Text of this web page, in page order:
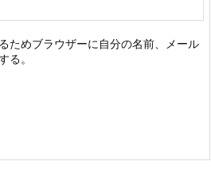
ためブラウザーに自分の名前、メール
る。